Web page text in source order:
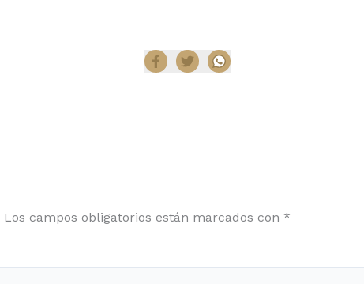
Los campos obligatorios están marcados con *